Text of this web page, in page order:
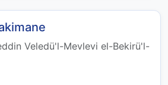
Veledü'l-Mevlevi el-Bekirü'l-